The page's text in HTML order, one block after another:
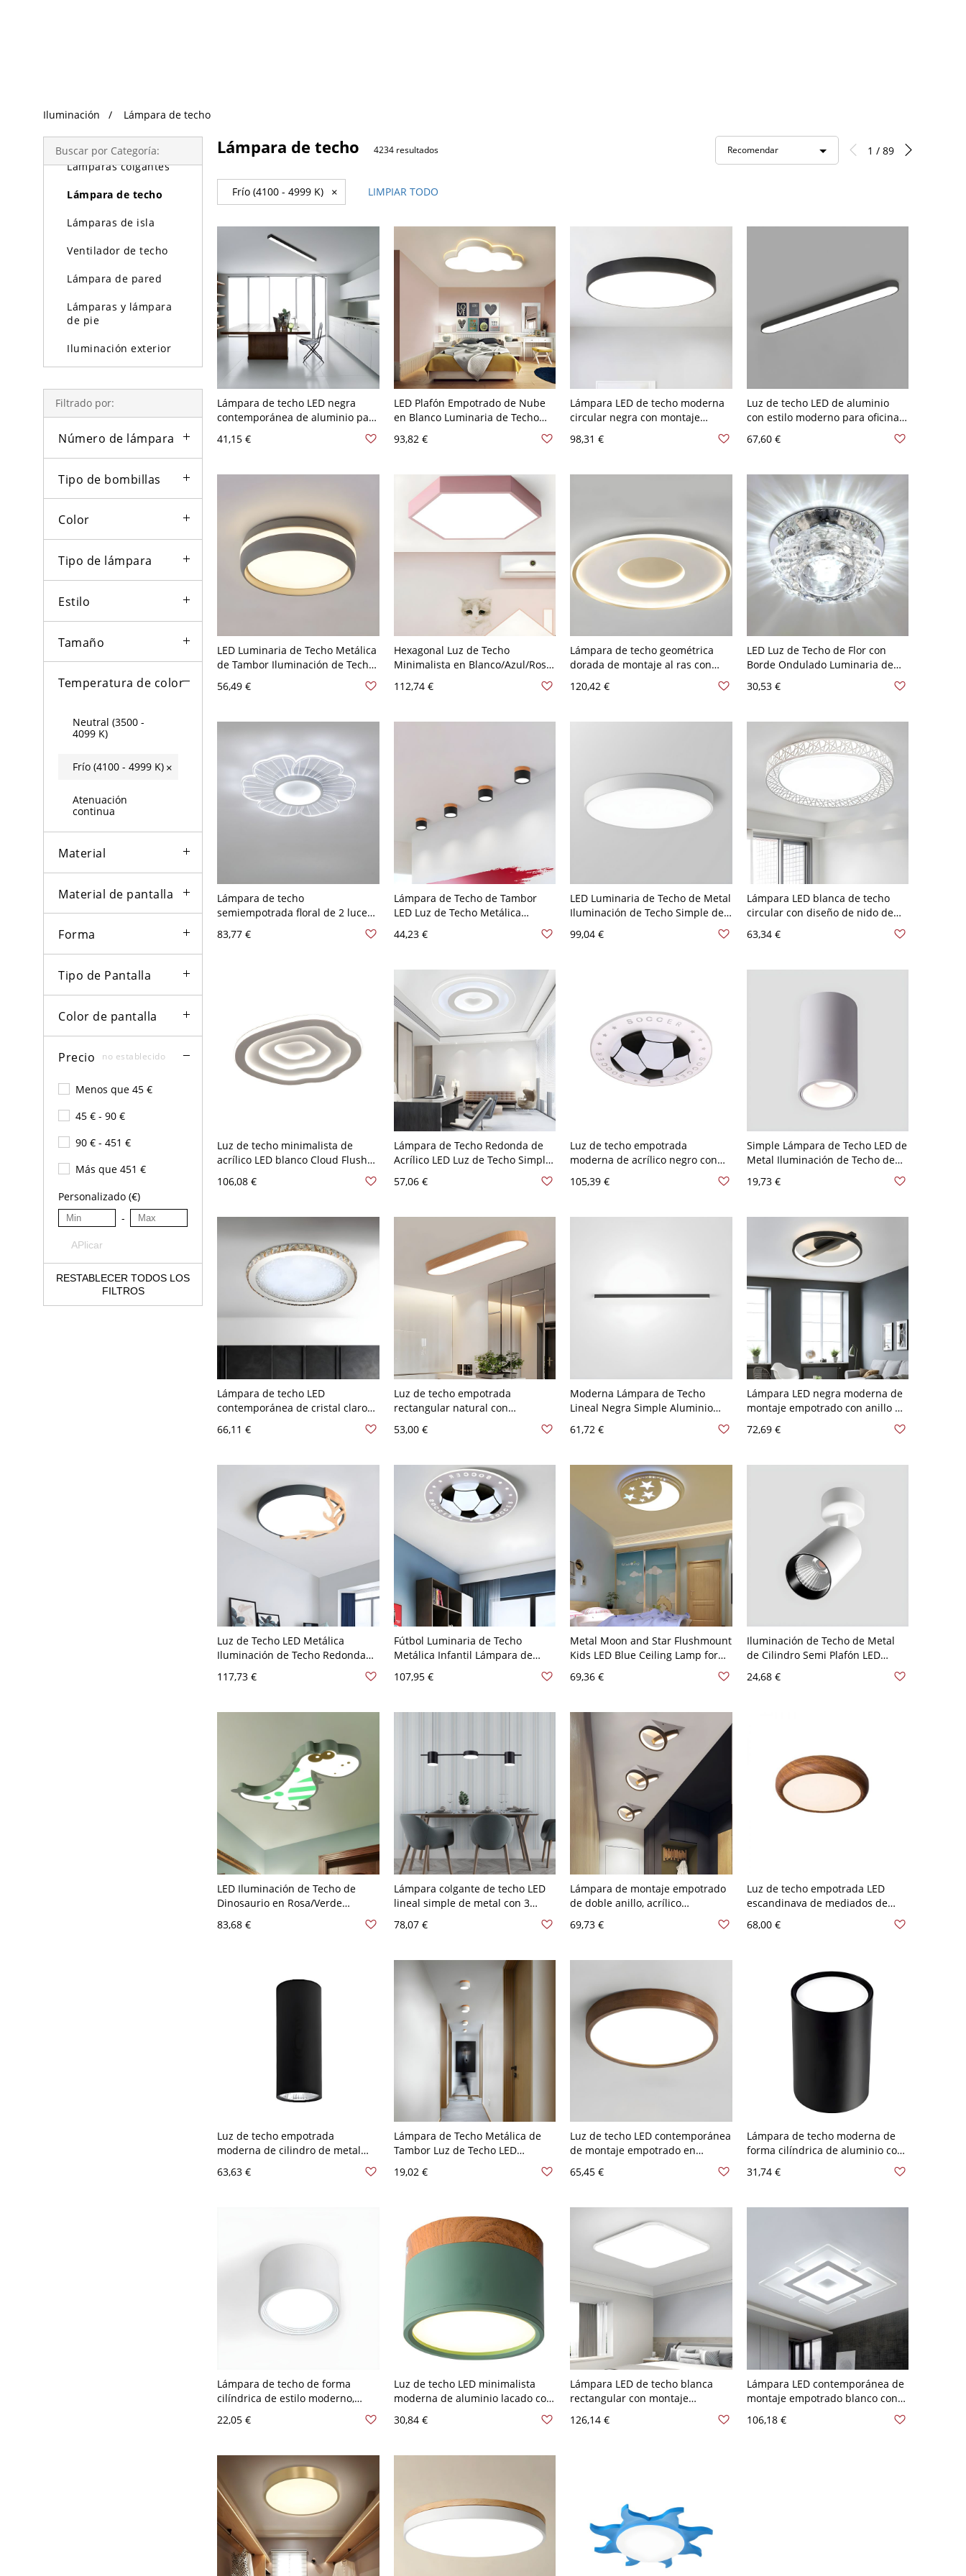
Iluminación Lámpara de techo
Buscar por Categoría:
Iluminación
Lámparas de araña
Lámparas colgantes
Lámpara de techo
Lámparas de isla
Ventilador de techo
Lámpara de pared
Lámparas y lámpara
de pie
Iluminación exterior
Filtrado por:
Número de lámpara
Tipo de bombillas
Color
Tipo de lámpara
Estilo
Tamaño
Temperatura de color
Neutral (3500 -
4099 K)
Frío (4100 - 4999 K) ×
Atenuación
continua
Material
Material de pantalla
Forma
Tipo de Pantalla
Color de pantalla
Precio no establecido
Menos que 45 €
45 € - 90 €
90 € - 451 €
Más que 451 €
Personalizado (€)
-
APlicar
RESTABLECER TODOS LOS
FILTROS
Lámpara de techo 4234 resultados Recomendar 1 / 89
Frío (4100 - 4999 K) × LIMPIAR TODO
Lámpara de techo LED negra
contemporánea de aluminio para
41,15 €
LED Plafón Empotrado de Nube
en Blanco Luminaria de Techo
Blanca/Regulación Continua de
110 A 120 V Blanco 54,61 cm
Blanco
93,82 €
Lámpara LED de techo moderna
circular negra con montaje
empotrado y pantalla acrílica en
luz blanca, 9" de ancho y 2" de
98,31 €
Luz de techo LED de aluminio
con estilo moderno para oficina -
Blanco
67,60 €
LED Luminaria de Techo Metálica
de Tambor Iluminación de Techo
110 A 120 V Blanco
56,49 €
Hexagonal Luz de Techo
Minimalista en Blanco/Azul/Rosa
Lámpara de Techo LED Metálica
en Luz Cálida/Blanca
Rosa 30,48 cm Blanco
112,74 €
Lámpara de techo geométrica
dorada de montaje al ras con
pantalla de gel de sílice blanco
para interior - 110 A 120 V 46,99
120,42 €
LED Luz de Techo de Flor con
Borde Ondulado Luminaria de
Transparente - 110 A 120 V
30,53 €
Lámpara de techo
semiempotrada floral de 2 luces,
83,77 €
Lámpara de Techo de Tambor
LED Luz de Techo Metálica
Minimalista para Salón - Negro
110 A 120 V
44,23 €
LED Luminaria de Techo de Metal
Iluminación de Techo Simple de
110 A 120 V 22,86 cm Blanco
99,04 €
Lámpara LED blanca de techo
circular con diseño de nido de
pájaros, montada en el techo de
acrílico para la sala de estar, de
63,34 €
Luz de techo minimalista de
acrílico LED blanco Cloud Flush
Light en luz blanca, 16" de ancho
106,08 €
Lámpara de Techo Redonda de
Acrílico LED Luz de Techo Simple
Blanco 110 A 120 V Blanco
57,06 €
Luz de techo empotrada
moderna de acrílico negro con
16.5" de ancho
105,39 €
Simple Lámpara de Techo LED de
Metal Iluminación de Techo de
Cilindro para Pasillo - 110 A 120 V
Blanco Blanco 10,16 cm
19,73 €
Lámpara de techo LED
contemporánea de cristal claro
con montaje empotrado redondo
en luz blanca, 8,5" de ancho
66,11 €
Luz de techo empotrada
rectangular natural con
bombillas LED - 110 A 120 V 49,53
cm Blanco
53,00 €
Moderna Lámpara de Techo
Lineal Negra Simple Aluminio
Empotrado
61,72 €
Lámpara LED negra moderna de
montaje empotrado con anillo de
72,69 €
Luz de Techo LED Metálica
Iluminación de Techo Redonda
para Cuarto - Gris 110 A 120 V
117,73 €
Fútbol Luminaria de Techo
Metálica Infantil Lámpara de
16,5"/20,5"/24,5" de Díametro -
Blanco
107,95 €
Metal Moon and Star Flushmount
Kids LED Blue Ceiling Lamp for
Gear/Remote Control Stepless
Blanco
69,36 €
Iluminación de Techo de Metal
de Cilindro Semi Plafón LED
110 A 120 V Blanco Blanco 7w
24,68 €
LED Iluminación de Techo de
Dinosaurio en Rosa/Verde
Dibujos Animados en Luz
83,68 €
Lámpara colgante de techo LED
lineal simple de metal con 3
para sala de estar sobre mesa
78,07 €
Lámpara de montaje empotrado
de doble anillo, acrílico
modernista con iluminación LED
en negro y luz blanca
69,73 €
Luz de techo empotrada LED
escandinava de mediados de
siglo, acabado en nogal, redonda
de perfil bajo - 110 A 120 V 30,48
68,00 €
Luz de techo empotrada
moderna de cilindro de metal
30,48 cm Blanco
63,63 €
Lámpara de Techo Metálica de
Tambor Luz de Techo LED
Nórdica para Cuarto - Blanco 110
A 120 V Blanco
19,02 €
Luz de techo LED contemporánea
de montaje empotrado en
Color Nuez 110 A 120 V 22,86 cm
65,45 €
Lámpara de techo moderna de
forma cilíndrica de aluminio con
1 luz para estudio o sala de estar
- Negro 110 A 120 V 7,62 cm
31,74 €
Lámpara de techo de forma
cilíndrica de estilo moderno,
metal, 1 luz, iluminación de techo
para restaurante - Blanco 110 A
22,05 €
Luz de techo LED minimalista
moderna de aluminio lacado con
120 V Blanco
30,84 €
Lámpara LED de techo blanca
rectangular con montaje
pantalla acrílica de metal blanco
126,14 €
Lámpara LED contemporánea de
montaje empotrado blanco con
16,5" de ancho
106,18 €